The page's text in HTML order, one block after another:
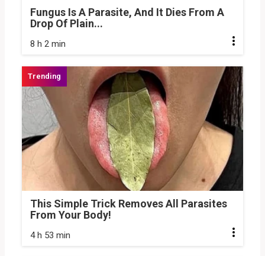
Fungus Is A Parasite, And It Dies From A
Drop Of Plain...
8 h 2 min
This Simple Trick Removes All Parasites
From Your Body!
4 h 53 min